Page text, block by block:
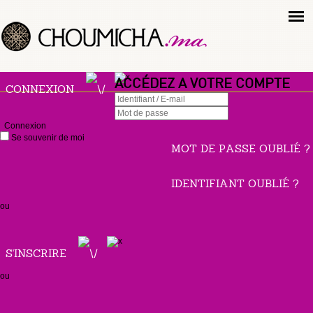
CONNEXION ACCÉDEZ A VOTRE COMPTE
Connexion
Se souvenir de moi
MOT DE PASSE OUBLIÉ ?
IDENTIFIANT OUBLIÉ ?
ou
S'INSCRIRE
ou